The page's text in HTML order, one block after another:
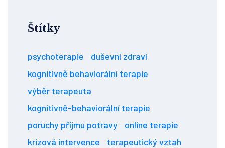
Štítky
psychoterapie
duševní zdraví
kognitivně behaviorální terapie
výběr terapeuta
kognitivně-behaviorální terapie
poruchy příjmu potravy
online terapie
krizová intervence
terapeutický vztah